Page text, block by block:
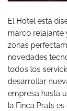
El Hotel está
marco relajante
zonas
novedades
todos los
desarrollar
empresa hasta
la Finca Prats